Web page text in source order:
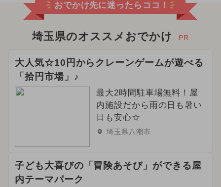
おでかけ先に迷ったらココ！
埼玉県のオススメおでかけ PR
大人気☆10円からクレーンゲームが遊べる
「拾円市場」♪
最大2時間駐車場無料！屋
内施設だから雨の日も暑い
日も安心☆
埼玉県八潮市
子ども大喜びの「冒険あそび」ができる屋
内テーマパーク